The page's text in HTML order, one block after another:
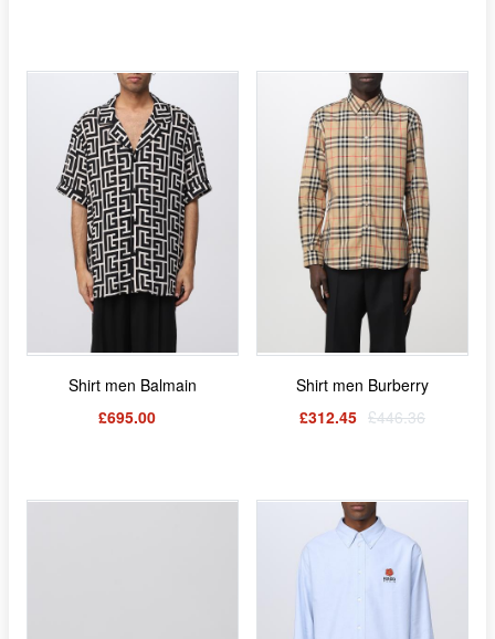
Shirt men Balmain
£695.00
Shirt men Burberry
£312.45 £446.36